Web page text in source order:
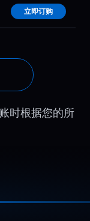
立即订购
时根据您的所